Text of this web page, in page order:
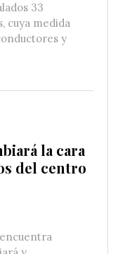
33
cuya medida
y
la cara
del centro